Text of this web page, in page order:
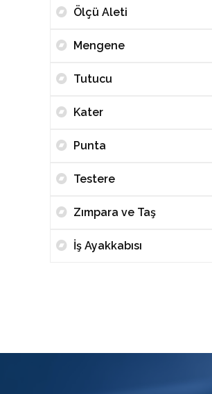
Ölçü Aleti
Mengene
Tutucu
Kater
Punta
Testere
Zımpara ve Taş
İş Ayakkabısı